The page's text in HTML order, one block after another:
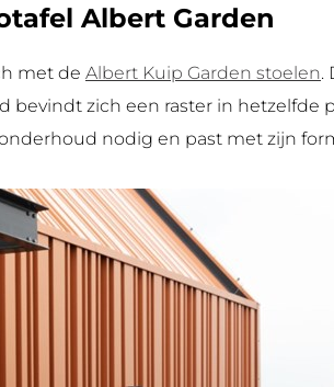
Albert Garden
met de Albert Kuip Garden stoelen.
bevindt zich een raster in hetzelfde
nodig en past met zijn